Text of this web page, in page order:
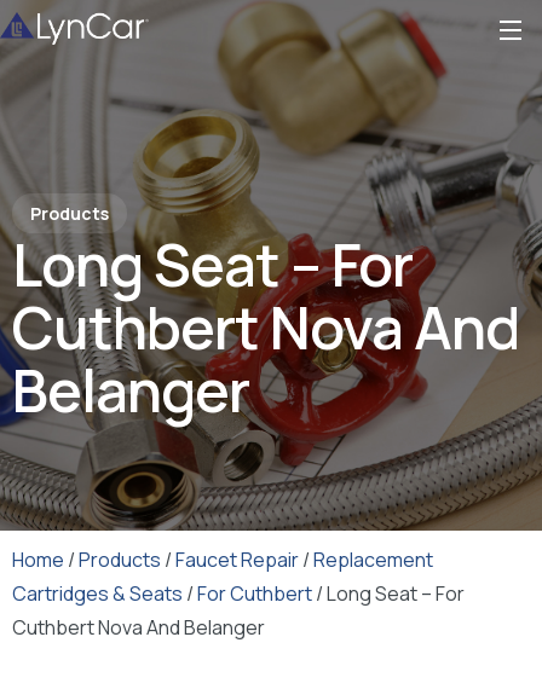
Products
Long Seat – For
Cuthbert Nova And
Belanger
Home /Products /Faucet Repair/Replacement
Cartridges & Seats /For Cuthbert/ Long Seat – For
Cuthbert Nova And Belanger